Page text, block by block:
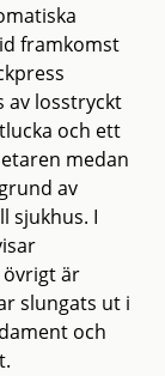
framkomst
av losstryckt
och ett
medan
av
sjukhus. I
är
slungats ut i
och